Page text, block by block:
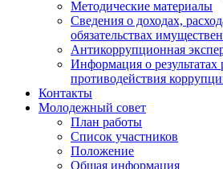
Методические материалы
Сведения о доходах,
обязательствах
Антикоррупционная
Информация о результатах
противодействия
Контакты
Молодежный совет
План работы
Список участников
Положение
Общая информация